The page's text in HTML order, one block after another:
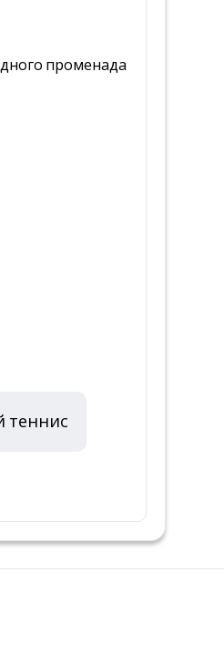
променада
теннис